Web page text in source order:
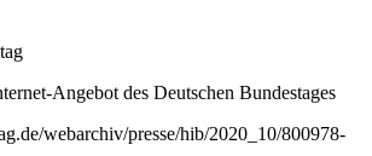
Angebot des Deutschen Bundestages
webarchiv/presse/hib/2020_10/800978-